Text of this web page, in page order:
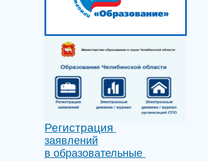
Регистрация
заявлений
в образовательные